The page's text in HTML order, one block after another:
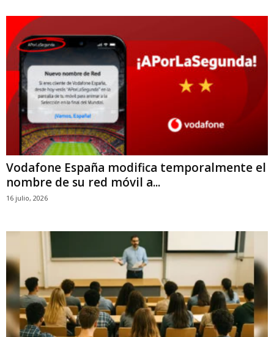
Vodafone España modifica temporalmente el
nombre de su red móvil a...
16 julio, 2026